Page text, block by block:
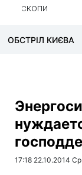
Гороскопи
ОБСТРІЛ КИЄВА
17:18 22.10.2014 Ср